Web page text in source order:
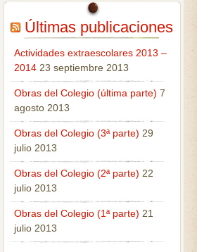
Últimas publicaciones
Actividades extraescolares 2013 –
2014 23 septiembre 2013
Obras del Colegio (última parte) 7
agosto 2013
Obras del Colegio (3ª parte) 29
julio 2013
Obras del Colegio (2ª parte) 22
julio 2013
Obras del Colegio (1ª parte) 21
julio 2013